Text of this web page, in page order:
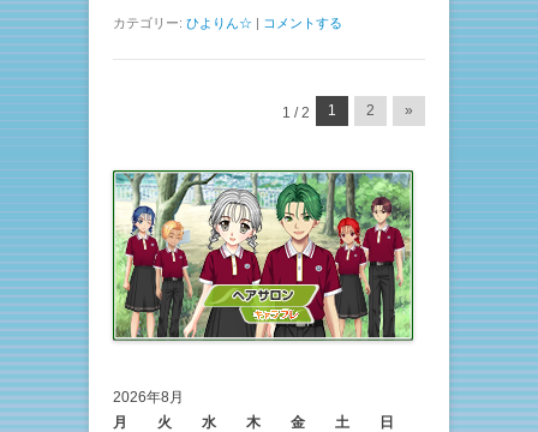
カテゴリー: ひよりん☆ | コメントする
1 / 2 1 2 »
2026年8月
月
火 水 木 金 土
日